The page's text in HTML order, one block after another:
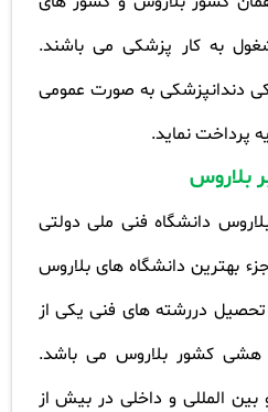
به کار پزشکی می باشند.
دندانپزشکی به صورت عمومی
بلاروس
دانشگاه فنی ملی دولتی
بهترین دانشگاه های بلاروس
دررشته های فنی یکی از
هشی کشور بلاروس می باشد.
بین المللی و داخلی در بیش از